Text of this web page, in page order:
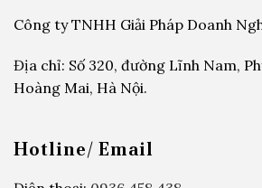
Công ty TNHH Giải Pháp Doanh
Địa chỉ: Số 320, đường Lĩnh Nam,
Hoàng Mai, Hà Nội.
Hotline/ Email